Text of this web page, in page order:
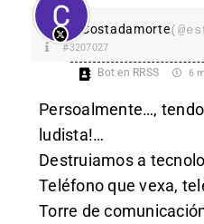
Costadamorte
#3207027
Bot en RRSS 6
Persoalmente…,
ludista!…
Destruiamos a
Teléfono que vexa,
Torre de